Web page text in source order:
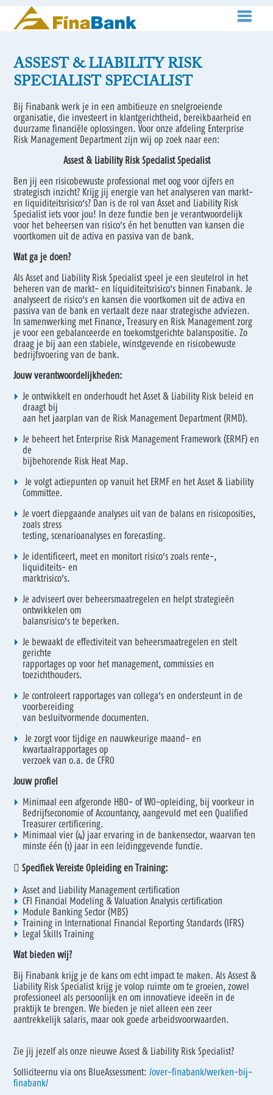
ASSEST & LIABILITY RISK
SPECIALIST SPECIALIST
Bij Finabank werk je in een ambitieuze en snelgroeiende
organisatie, die investeert in klantgerichtheid, bereikbaarheid en
duurzame financiële oplossingen. Voor onze afdeling Enterprise
Risk Management Department zijn wij op zoek naar een:
Assest & Liability Risk Specialist Specialist
Ben jij een risicobewuste professional met oog voor cijfers en
strategisch inzicht? Krijg jij energie van het analyseren van markt-
en liquiditeitsrisico’s? Dan is de rol van Asset and Liability Risk
Specialist iets voor jou! In deze functie ben je verantwoordelijk
voor het beheersen van risico’s én het benutten van kansen die
voortkomen uit de activa en passiva van de bank.
Wat ga je doen?
Als Asset and Liability Risk Specialist speel je een sleutelrol in het
beheren van de markt- en liquiditeitsrisico’s binnen Finabank. Je
analyseert de risico’s en kansen die voortkomen uit de activa en
passiva van de bank en vertaalt deze naar strategische adviezen.
In samenwerking met Finance, Treasury en Risk Management zorg
je voor een gebalanceerde en toekomstgerichte balanspositie. Zo
draag je bij aan een stabiele, winstgevende en risicobewuste
bedrijfsvoering van de bank.
Jouw verantwoordelijkheden:
Je ontwikkelt en onderhoudt het Asset & Liability Risk beleid en
draagt bij
aan het jaarplan van de Risk Management Department (RMD).
Je beheert het Enterprise Risk Management Framework (ERMF) en
de
bijbehorende Risk Heat Map.
Je volgt actiepunten op vanuit het ERMF en het Asset & Liability
Committee.
Je voert diepgaande analyses uit van de balans en risicoposities,
zoals stress
testing, scenarioanalyses en forecasting.
Je identificeert, meet en monitort risico’s zoals rente-,
liquiditeits- en
marktrisico’s.
Je adviseert over beheersmaatregelen en helpt strategieën
ontwikkelen om
balansrisico’s te beperken.
Je bewaakt de effectiviteit van beheersmaatregelen en stelt
gerichte
rapportages op voor het management, commissies en
toezichthouders.
Je controleert rapportages van collega’s en ondersteunt in de
voorbereiding
van besluitvormende documenten.
Je zorgt voor tijdige en nauwkeurige maand- en
kwartaalrapportages op
verzoek van o.a. de CFRO
Jouw profiel
Minimaal een afgeronde HBO- of WO-opleiding, bij voorkeur in
Bedrijfseconomie of Accountancy, aangevuld met een Qualified
Treasurer certificering.
Minimaal vier (4) jaar ervaring in de bankensector, waarvan ten
minste één (1) jaar in een leidinggevende functie.
Specifiek Vereiste Opleiding en Training:
Asset and Liability Management certification
CFI Financial Modeling & Valuation Analysis certification
Module Banking Sector (MBS)
Training in International Financial Reporting Standards (IFRS)
Legal Skills Training
Wat bieden wij?
Bij Finabank krijg je de kans om echt impact te maken. Als Assest &
Liability Risk Specialist krijg je volop ruimte om te groeien, zowel
professioneel als persoonlijk en om innovatieve ideeën in de
praktijk te brengen. We bieden je niet alleen een zeer
aantrekkelijk salaris, maar ook goede arbeidsvoorwaarden.
Zie jij jezelf als onze nieuwe Assest & Liability Risk Specialist?
Solliciteernu via ons BlueAssessment:/over-finabank/werken-bij-
finabank/